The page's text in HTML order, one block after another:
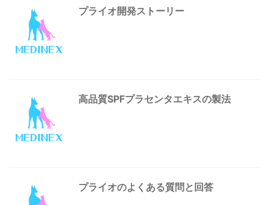
プライオ開発ストーリー
高品質SPFプラセンタエキスの製法
プライオのよくある質問と回答